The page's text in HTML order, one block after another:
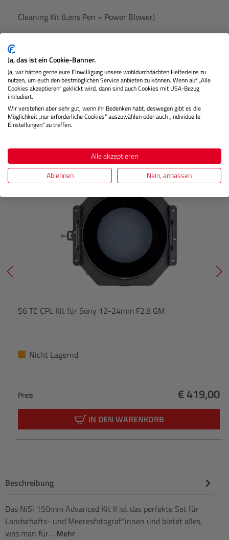
Cleaning Kit (Lens Pen + Power Blower)
Lagernd
Preis
Produktgalerie überspringen
Kunden kauften auch
S6 TC CPL Kit für Sony 12-24mm F2.8 GM
Nicht Lagernd
Preis
Regulärer
€ 419,00
IN DEN WARENKORB
Beschreibung
Das NiSi 150mm Advanced Kit II ist das perfekte Set für
Landschafts- und Meeresfotograf*innen und bietet alles,
was man für… Mehr
Ja, das ist ein Cookie-Banner.
Ja, wir hätten gerne eure Einwilligung unsere wohldurchdachten Helferleins zu
nutzen, um euch den bestmöglichen Service anbieten zu können. Wenn auf „Alle
Cookies akzeptieren“ geklickt wird, dann sind auch Cookies mit USA-Bezug
inkludiert.
Wir verstehen aber sehr gut, wenn ihr Bedenken habt, deswegen gibt es die
Möglichkeit „nur erforderliche Cookies“ auszuwählen oder auch „Individuelle
Einstellungen“ zu treffen.
Alle akzeptieren
Ablehnen
Nein, anpassen